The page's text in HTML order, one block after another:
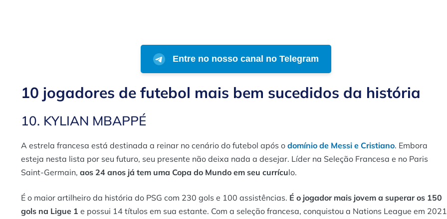
Entre no nosso canal no Telegram
10 jogadores de futebol mais bem sucedidos da história
10. KYLIAN MBAPPÉ
A estrela francesa está destinada a reinar no cenário do futebol após o domínio de Messi e Cristiano. Embora
esteja nesta lista por seu futuro, seu presente não deixa nada a desejar. Líder na Seleção Francesa e no Paris
Saint-Germain, aos 24 anos já tem uma Copa do Mundo em seu currículo.
É o maior artilheiro da história do PSG com 230 gols e 100 assistências. É o jogador mais jovem a superar os 150
gols na Ligue 1 e possui 14 títulos em sua estante. Com a seleção francesa, conquistou a Nations League em 2021